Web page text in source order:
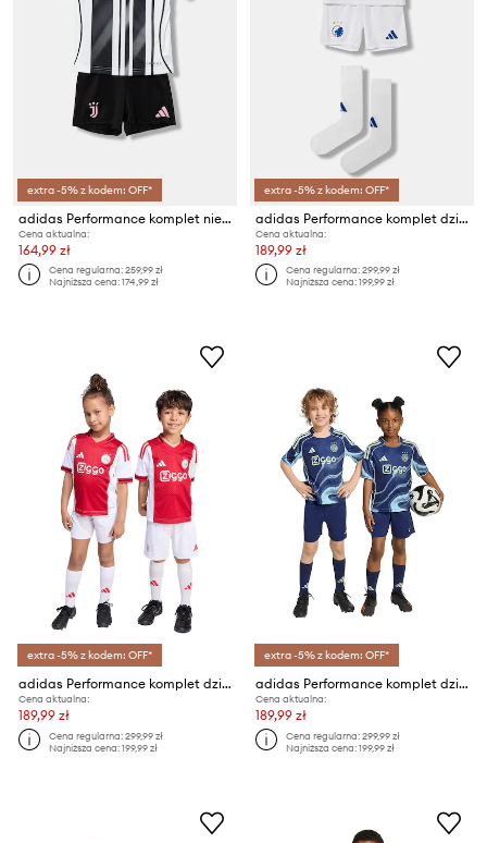
extra -5% z kodem: OFF*
adidas Performance komplet niemowlęcy JUVENTUS
Cena aktualna:
164,99 zł
Cena regularna:259,99 zł
Najniższa cena:174,99 zł
extra -5% z kodem: OFF*
adidas Performance komplet dziecięcy FCK 2-pack
Cena aktualna:
189,99 zł
Cena regularna:299,99 zł
Najniższa cena:199,99 zł
extra -5% z kodem: OFF*
adidas Performance komplet dziecięcy AJAX
Cena aktualna:
189,99 zł
Cena regularna:299,99 zł
Najniższa cena:199,99 zł
extra -5% z kodem: OFF*
adidas Performance komplet dziecięcy AJAX
Cena aktualna:
189,99 zł
Cena regularna:299,99 zł
Najniższa cena:199,99 zł